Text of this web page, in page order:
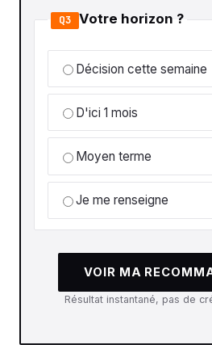
Q3 Votre horizon ?
Décision cette semaine
D'ici 1 mois
Moyen terme
Je me renseigne
VOIR MA
Résultat instantané, pas de